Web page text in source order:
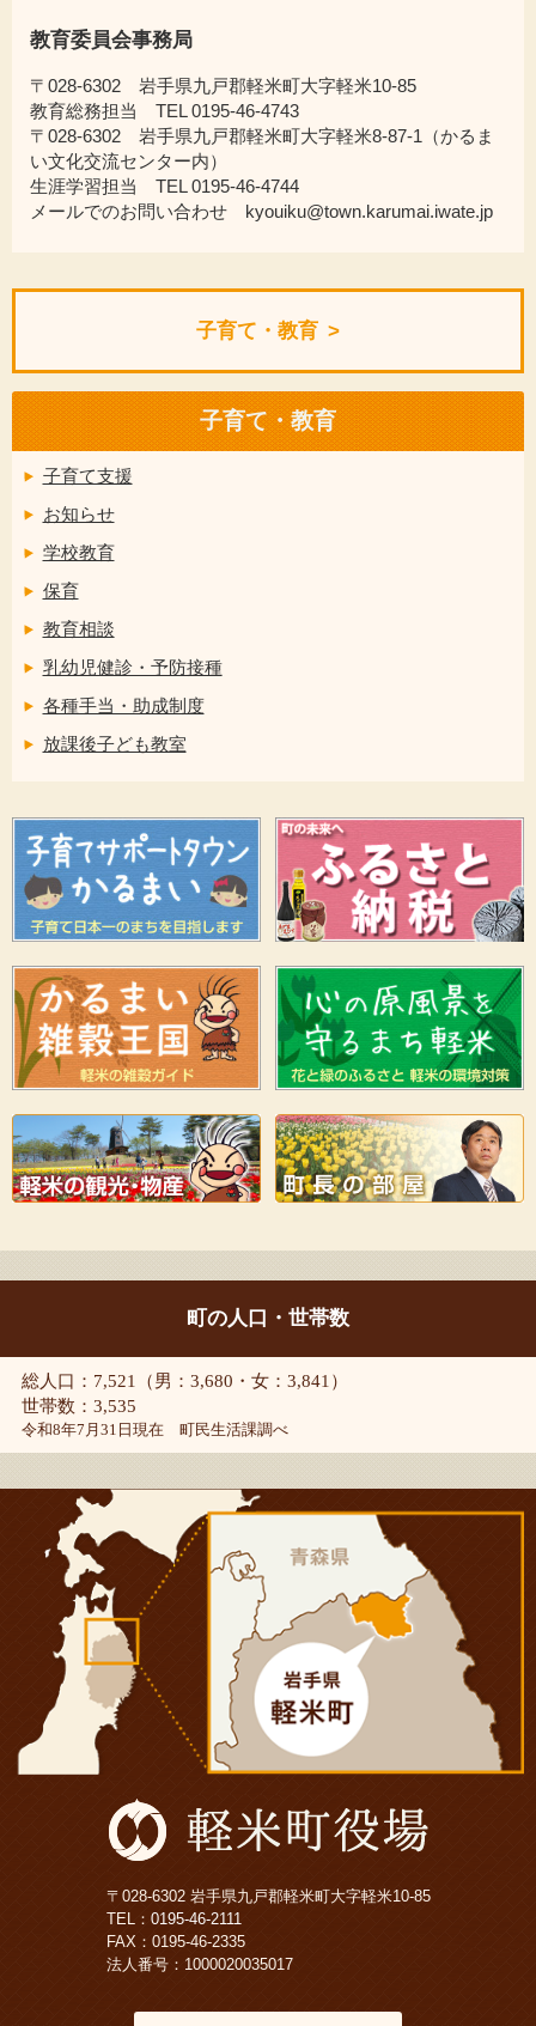
教育委員会事務局
〒028-6302 岩手県九戸郡軽米町大字軽米10-85
教育総務担当 TEL 0195-46-4743
〒028-6302 岩手県九戸郡軽米町大字軽米8-87-1（かるま
い文化交流センター内）
生涯学習担当 TEL 0195-46-4744
メールでのお問い合わせ kyouiku@town.karumai.iwate.jp
子育て・教育
子育て・教育
子育て支援
お知らせ
学校教育
保育
教育相談
乳幼児健診・予防接種
各種手当・助成制度
放課後子ども教室
町の人口・世帯数
総人口：7,521（男：3,680・女：3,841）
世帯数：3,535
令和8年7月31日現在 町民生活課調べ
〒028-6302 岩手県九戸郡軽米町大字軽米10-85
TEL： 0195-46-2111
FAX：0195-46-2335
法人番号：1000020035017